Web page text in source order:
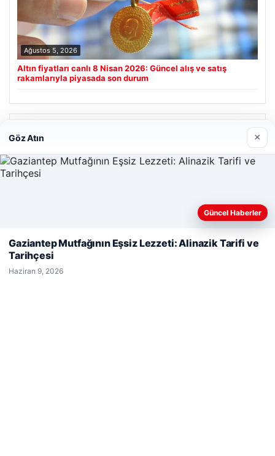
Ağustos 5, 2026
Altın fiyatları canlı 8 Nisan 2026: Güncel alış ve satış
rakamlarıyla piyasada son durum
Prenses Night Club
Nisan 29, 2026
© 2026 Haber Ülke
Web sitemizi nasıl kullandığınızı daha iyi anlayabilmek,
kullanıyoruz.Çerez Politikamız
Reddet
Göz Atın ×
Güncel Haberler
Gaziantep Mutfağının Eşsiz Lezzeti: Alinazik Tarifi ve
Tarihçesi
Haziran 9, 2026